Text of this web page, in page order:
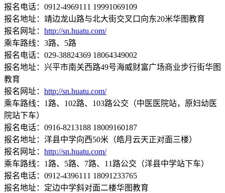
报名电话：0912-4969111 19991069109
报名地址：靖边龙山路与北大街交叉口向东20米华图教育
报名网址： http://sn.huatu.com/
乘车路线：3路、5路
报名电话：029-38824369 18064349002
报名地址：兴平市南关西路49号海威财富广场商业步行街华图
教育
报名网址： http://sn.huatu.com/
乘车路线：1路、102路、103路公交（中医医院站，原妇幼医
院站下车）
报名电话：0916-8213188 18009160187
报名地址：洋县中学向西50米（皓月云天正对面三楼）
报名网址： http://sn.huatu.com/
乘车路线：1路、5路、7路、11路公交（洋县中学站下车）
报名电话：0912-4396111 18091233765
报名地址：定边中学斜对面二楼华图教育